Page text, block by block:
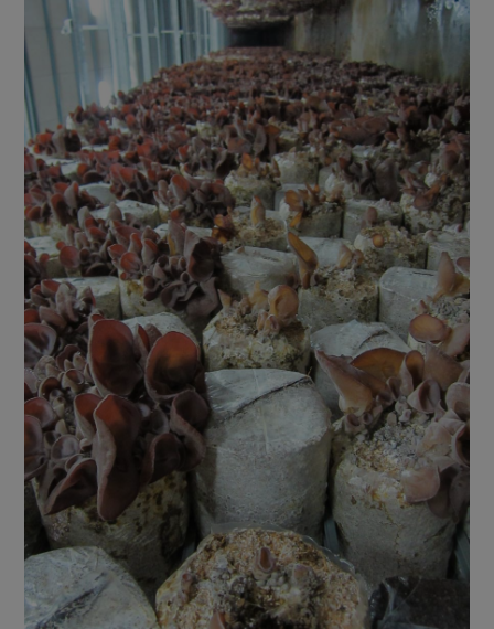
調味醬料/南北貨 烘焙
休閒零嘴 沖泡飲品
保健食品
居家好物
美妝保養 個人清潔
家庭清潔 織品
日用品 圖書禮品
防災用品
最新產品
優惠專區
素食專區
樂齡友善
湯品．鍋物
漬物
涼拌沙拉
飲品
主題食譜
異國料理
年菜食譜
養身食補
節慶大餐
高麗菜海鮮煎餅
更多當季產品
議題活動
主婦聯盟X樂齡網特約優惠案
30%rPET紅烏龍茶
2024農業發展計畫年度報告
更多議題活動
把最好的台灣味帶回家！
非基改運動 支持本土農糧
能源議題
減添加物 減塑減廢
公益金 食農教育
更多議題
生活者e週報
綠主張月刊
典藏閱覽室
檢驗報告
社員權益
合作社法規
社務專區
選舉專區
最新消息
媒體報導
下載專區
地區活動
社務會議 地區活動
活動報下載